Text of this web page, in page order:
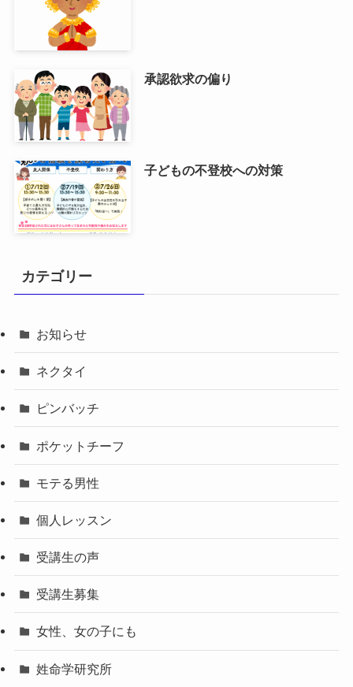
承認欲求の偏り
子どもの不登校への対策
カテゴリー
お知らせ
ネクタイ
ピンバッチ
ポケットチーフ
モテる男性
個人レッスン
受講生の声
受講生募集
女性、女の子にも
姓命学研究所